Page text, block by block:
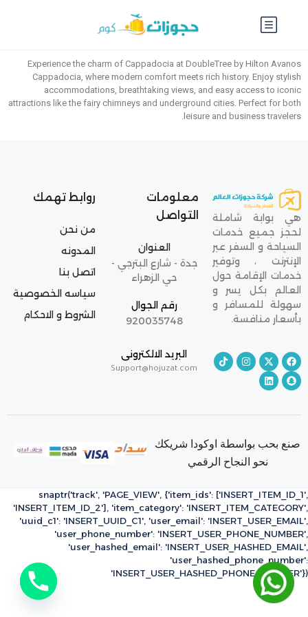
Experience the charm of Cappadocia at DoubleTree by Hilton Avanos
Cappadocia, where modern comfort meets rich history. Enjoy stylish
accommodations, breathtaking views, and easy access to iconic
attractions like the fairy chimneys and underground cities. Perfect for both
leisure and business travelers.
هي بوابة شاملة
لحجز جميع خدمات
السياحة و السفر عبر
الإنترنت ، وتوفير
خدمات الإقامة حول
العالم بكل يسر و
سهولة للمسافر و
بأسعار منافسة.
معلومات
التواصل
العنوان
جدة - شارع البترجي -
حي الزهراء
رقم الجوال
920035748
البريد الالكترونى
Support@hojuzat.com
روابط تهمك
من نحن
المدونه
اتصل بنا
سياسه الخصوصية
الشروط و الاحكام
صنع بحب بواسطة اوكودا شريكك
نحو النجاح الرقمي
snaptr('track', 'PAGE_VIEW', {'item_ids': ['INSERT_ITEM_ID_1',
'INSERT_ITEM_ID_2'], 'item_category': 'INSERT_ITEM_CATEGORY',
'uuid_c1': 'INSERT_UUID_C1', 'user_email': 'INSERT_USER_EMAIL',
'user_phone_number': 'INSERT_USER_PHONE_NUMBER',
'user_hashed_email': 'INSERT_USER_HASHED_EMAIL',
'user_hashed_phone_number':
'INSERT_USER_HASHED_PHONE_NUMBER'})